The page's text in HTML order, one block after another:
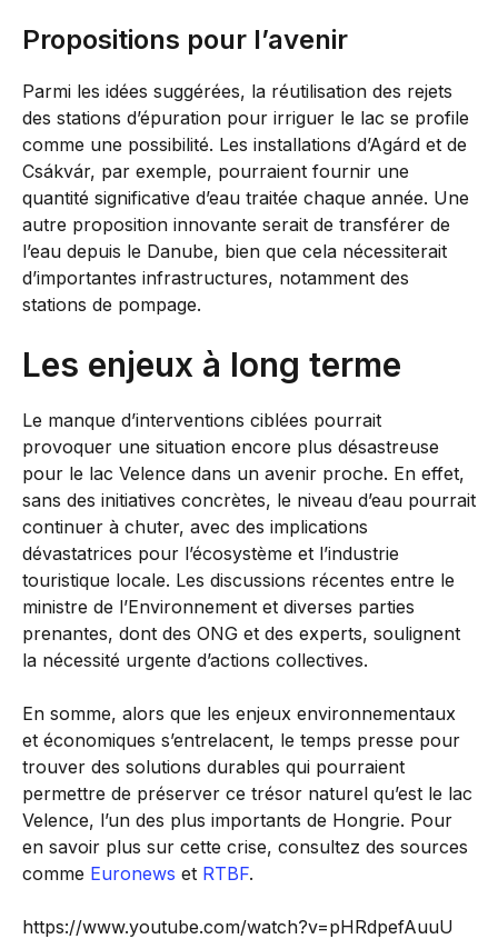
Propositions pour l’avenir
Parmi les idées suggérées, la réutilisation des rejets
des stations d’épuration pour irriguer le lac se profile
comme une possibilité. Les installations d’Agárd et de
Csákvár, par exemple, pourraient fournir une
quantité significative d’eau traitée chaque année. Une
autre proposition innovante serait de transférer de
l’eau depuis le Danube, bien que cela nécessiterait
d’importantes infrastructures, notamment des
stations de pompage.
Les enjeux à long terme
Le manque d’interventions ciblées pourrait
provoquer une situation encore plus désastreuse
pour le lac Velence dans un avenir proche. En effet,
sans des initiatives concrètes, le niveau d’eau pourrait
continuer à chuter, avec des implications
dévastatrices pour l’écosystème et l’industrie
touristique locale. Les discussions récentes entre le
ministre de l’Environnement et diverses parties
prenantes, dont des ONG et des experts, soulignent
la nécessité urgente d’actions collectives.
En somme, alors que les enjeux environnementaux
et économiques s’entrelacent, le temps presse pour
trouver des solutions durables qui pourraient
permettre de préserver ce trésor naturel qu’est le lac
Velence, l’un des plus importants de Hongrie. Pour
en savoir plus sur cette crise, consultez des sources
comme Euronews et RTBF.
https://www.youtube.com/watch?v=pHRdpefAuuU